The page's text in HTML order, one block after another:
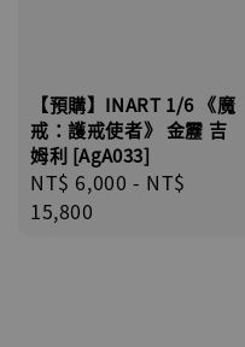
【預購】INART 1/6 《魔
戒：護戒使者》 金靂 吉
姆利 [AgA033]
Regular
price
NT$ 6,000 - NT$
15,800